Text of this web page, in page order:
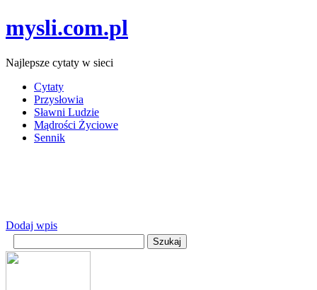
mysli.com.pl
Najlepsze cytaty w sieci
Cytaty
Przysłowia
Sławni Ludzie
Mądrości Życiowe
Sennik
Dodaj wpis